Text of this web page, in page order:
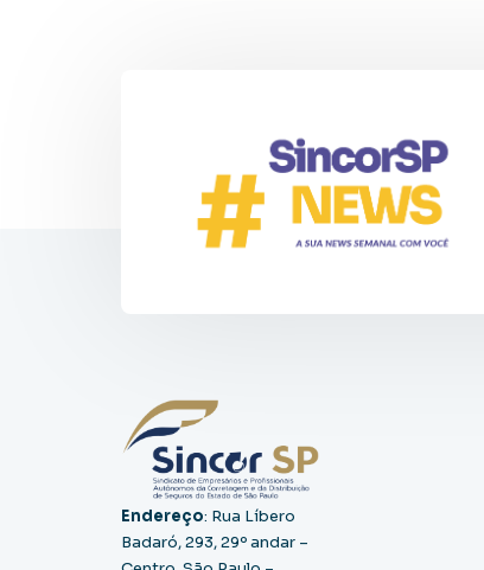
Endereço: Rua Líbero
Badaró, 293, 29º andar –